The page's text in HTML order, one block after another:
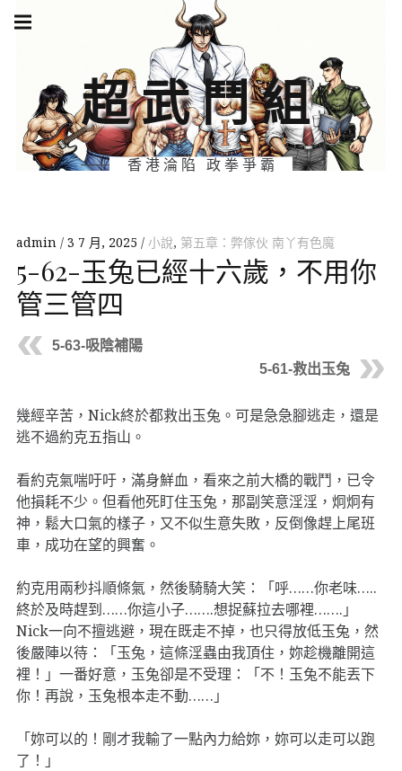
Skip
超武鬥組
香港淪陷 政拳爭霸
navigation
admin 3 7 月, 2025 小說, 第五章：弊傢伙 南丫有色魔
5-62-玉兔已經十六歲，不用你
管三管四
5-63-吸陰補陽
5-61-救出玉兔
幾經辛苦，Nick終於都救出玉兔。可是急急腳逃走，還是
逃不過約克五指山。
看約克氣喘吁吁，滿身鮮血，看來之前大橋的戰鬥，已令
他損耗不少。但看他死盯住玉兔，那副笑意淫淫，炯炯有
神，鬆大口氣的樣子，又不似生意失敗，反倒像趕上尾班
車，成功在望的興奮。
約克用兩秒抖順條氣，然後騎騎大笑：「呼……你老味…..
終於及時趕到……你這小子…….想捉蘇拉去哪裡…….」
Nick一向不擅逃避，現在既走不掉，也只得放低玉兔，然
後嚴陣以待：「玉兔，這條淫蟲由我頂住，妳趁機離開這
裡！」一番好意，玉兔卻是不受理：「不！玉兔不能丟下
你！再說，玉兔根本走不動……」
「妳可以的！剛才我輸了一點內力給妳，妳可以走可以跑
了！」